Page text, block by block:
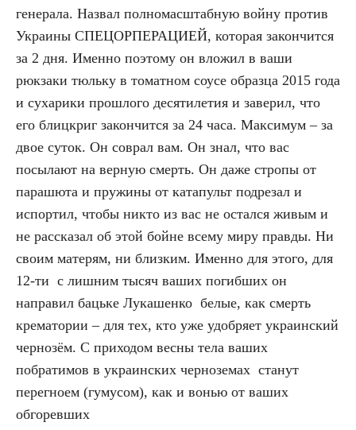
генерала. Назвал полномасштабную войну против
Украины СПЕЦОРПЕРАЦИЕЙ, которая закончится
за 2 дня. Именно поэтому он вложил в ваши
рюкзаки тюльку в томатном соусе образца 2015 года
и сухарики прошлого десятилетия и заверил, что
его блицкриг закончится за 24 часа. Максимум – за
двое суток. Он соврал вам. Он знал, что вас
посылают на верную смерть. Он даже стропы от
парашюта и пружины от катапульт подрезал и
испортил, чтобы никто из вас не остался живым и
не рассказал об этой бойне всему миру правды. Ни
своим матерям, ни близким. Именно для этого, для
12-ти с лишним тысяч ваших погибших он
направил бацьке Лукашенко белые, как смерть
крематории – для тех, кто уже удобряет украинский
чернозём. С приходом весны тела ваших
побратимов в украинских черноземах станут
перегноем (гумусом), как и вонью от ваших
обгоревших